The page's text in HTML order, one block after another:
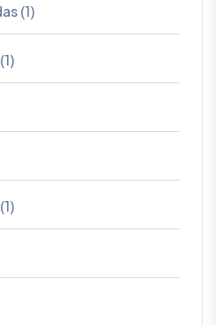
(1)